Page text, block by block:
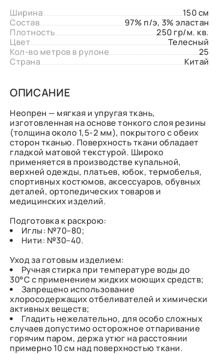
Ширина
150 см
Состав
97% п/э, 3% эластан
Плотность
250 гр/м. кв.
Цвет
Телесный
Кол-во метров в рулоне
25
Страна
Китай
ОПИСАНИЕ
Неопрен — мягкая и упругая ткань,
изготовленная на основе тонкого слоя резины
(толщина около 1,5-2 мм), покрытого с обеих
сторон тканью. Поверхность ткани обладает
гладкой матовой текстурой. Широко
применяется в производстве купальной,
верхней одежды, платьев, юбок, термобелья,
спортивных костюмов, аксессуаров, обувных
деталей, ортопедических товаров и
медицинских изделий.
Подготовка к раскрою:
Иглы: №70–80;
Нити: №30–40.
Уход за готовым изделием:
Ручная стирка при температуре воды до
30°C с применением жидких моющих средств;
Запрещено использование
хлоросодержащих отбеливателей и химически
активных веществ;
Гладить нежелательно, для особо сложных
случаев допустимо осторожное отпаривание
горячим паром, держа утюг на расстоянии
примерно 10 см над поверхностью ткани.